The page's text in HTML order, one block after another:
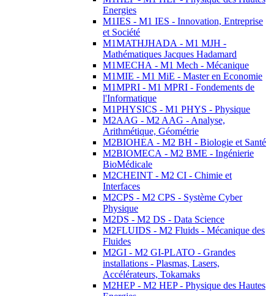
Energies
M1IES - M1 IES - Innovation, Entreprise
et Société
M1MATHJHADA - M1 MJH -
Mathématiques Jacques Hadamard
M1MECHA - M1 Mech - Mécanique
M1MIE - M1 MiE - Master en Economie
M1MPRI - M1 MPRI - Fondements de
l'Informatique
M1PHYSICS - M1 PHYS - Physique
M2AAG - M2 AAG - Analyse,
Arithmétique, Géométrie
M2BIOHEA - M2 BH - Biologie et Santé
M2BIOMECA - M2 BME - Ingénierie
BioMédicale
M2CHEINT - M2 CI - Chimie et
Interfaces
M2CPS - M2 CPS - Système Cyber
Physique
M2DS - M2 DS - Data Science
M2FLUIDS - M2 Fluids - Mécanique des
Fluides
M2GI - M2 GI-PLATO - Grandes
installations - Plasmas, Lasers,
Accélérateurs, Tokamaks
M2HEP - M2 HEP - Physique des Hautes